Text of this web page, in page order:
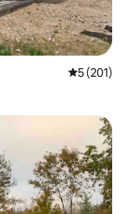
5 de uma
5 (201)